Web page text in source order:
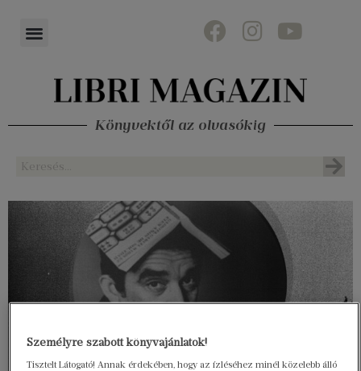
Könyvektől az olvasókig
Személyre szabott könyvajánlatok!
Tisztelt Látogató! Annak érdekében, hogy az ízléséhez minél közelebb álló